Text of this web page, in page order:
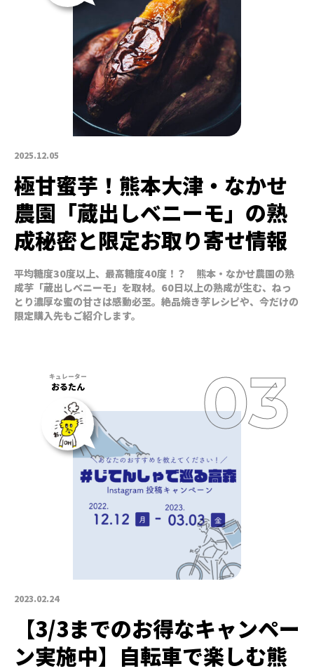
2025.12.05
極甘蜜芋！熊本大津・なかせ
農園「蔵出しベニーモ」の熟
成秘密と限定お取り寄せ情報
平均糖度30度以上、最高糖度40度！？ 熊本・なかせ農園の熟
成芋「蔵出しベニーモ」を取材。60日以上の熟成が生む、ねっ
とり濃厚な蜜の甘さは感動必至。絶品焼き芋レシピや、今だけの
限定購入先もご紹介します。
2023.02.24
おるたん
【3/3までのお得なキャンペー
ン実施中】自転車で楽しむ熊